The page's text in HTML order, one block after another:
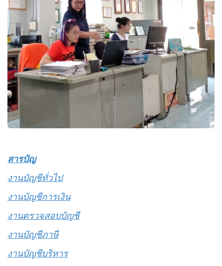
สารบัญ
งานบัญชีทั่วไป
งานบัญชีการเงิน
งานตรวจสอบบัญชี
งานบัญชีภาษี
งานบัญชีบริหาร